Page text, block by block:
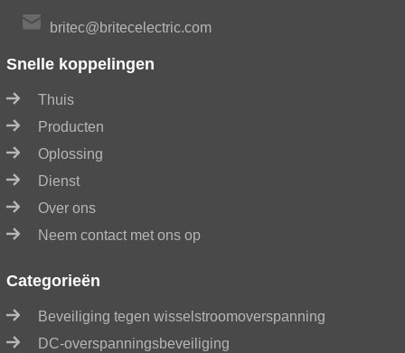
britec@britecelectric.com
Snelle koppelingen
Thuis
Producten
Oplossing
Dienst
Over ons
Neem contact met ons op
Categorieën
Beveiliging tegen wisselstroomoverspanning
DC-overspanningsbeveiliging